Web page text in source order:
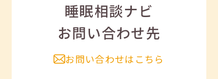
睡眠相談ナビ
お問い合わせ先
お問い合わせはこちら